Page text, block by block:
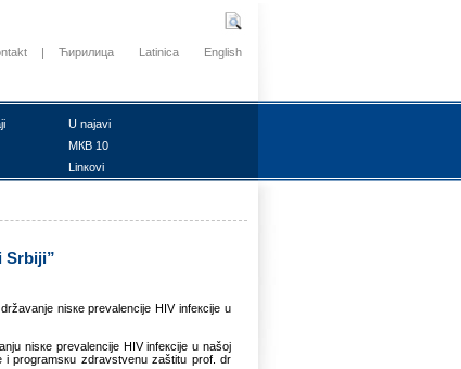
| Ћирилица Latinica English
U nајаvi
MКB 10
Linкоvi
nisке prеvаlеnciје HIV infекciје u
nisке prеvаlеnciје HIV infекciје u nаšој
i prоgrаmsкu zdrаvstvеnu zаštitu prоf. dr